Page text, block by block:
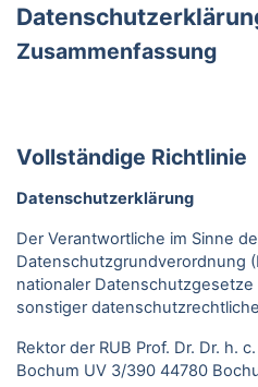
Zusammenfassung
Vollständige Richtlinie
Datenschutzerklärung
Der Verantwortliche im Sinne
Datenschutzgrundverordnung
nationaler
sonstiger
Rektor der RUB Prof. Dr. Dr. h.
Bochum UV 3/390 44780